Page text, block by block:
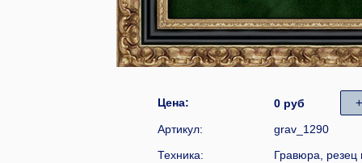
Цена: 0 руб +
Артикул:
grav_1290
Техника:
Гравюра, резец